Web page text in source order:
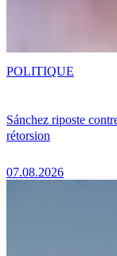
Sánchez riposte
rétorsion
07.08.2026
POLITIQUE